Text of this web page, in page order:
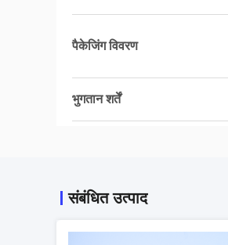
पैकेजिंग विवरण
भुगतान शर्तें
संबंधित उत्पाद